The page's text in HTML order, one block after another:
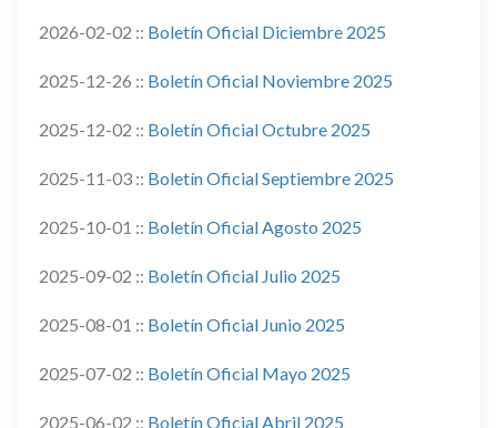
2026-02-02 :: Boletín Oficial Diciembre 2025
2025-12-26 :: Boletín Oficial Noviembre 2025
2025-12-02 :: Boletín Oficial Octubre 2025
2025-11-03 :: Boletín Oficial Septiembre 2025
2025-10-01 :: Boletín Oficial Agosto 2025
2025-09-02 :: Boletín Oficial Julio 2025
2025-08-01 :: Boletín Oficial Junio 2025
2025-07-02 :: Boletín Oficial Mayo 2025
2025-06-02 :: Boletín Oficial Abril 2025